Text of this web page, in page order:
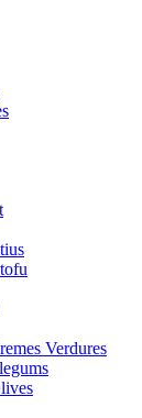
Verdures